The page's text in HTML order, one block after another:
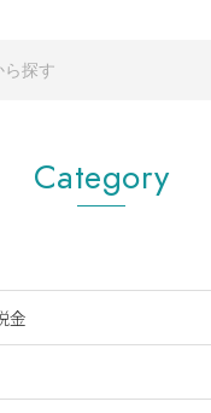
Category
金